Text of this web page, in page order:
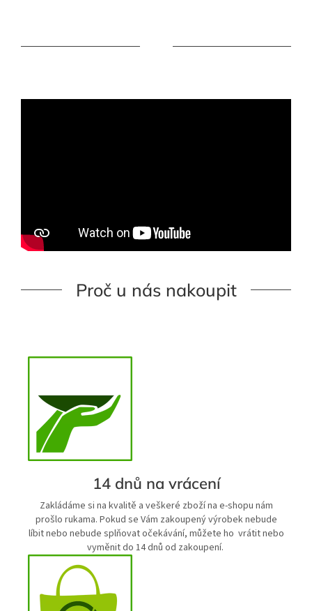
Proč u nás nakoupit
14 dnů na vrácení
Zakládáme si na kvalitě a veškeré zboží na e-shopu nám
prošlo rukama. Pokud se Vám zakoupený výrobek nebude
líbit nebo nebude splňovat očekávání, můžete ho vrátit nebo
vyměnit do 14 dnů od zakoupení.